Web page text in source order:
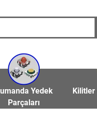
Yedek
Parçaları
Kilitler